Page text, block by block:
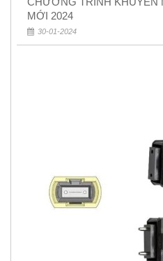
MỚI 2024
30-01-2024